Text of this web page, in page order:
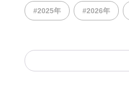
#2025年 #2026年